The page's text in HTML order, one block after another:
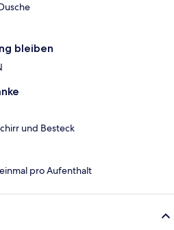
bleiben
und Besteck
pro Aufenthalt